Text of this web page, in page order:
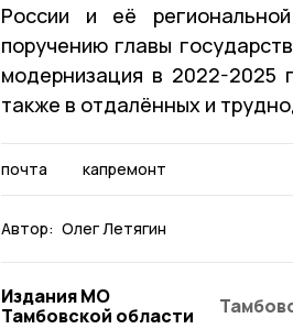
России и её
поручению главы
модернизация в 2022-2025
также в отдалённых и
почта капремонт
Автор: Олег Летягин
Издания МО
Тамбовской области